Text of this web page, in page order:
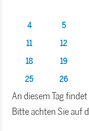
4
5
11
12
18
19
25
26
An diesem Tag
Bitte achten Sie auf